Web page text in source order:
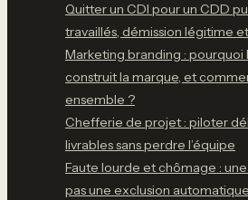
Quitter un CDI pour un CDD
travaillés, démission légitime
Marketing branding : pourquoi
construit la marque, et
ensemble ?
Chefferie de projet : piloter
livrables sans perdre l’équipe
Faute lourde et chômage :
pas une exclusion automatique